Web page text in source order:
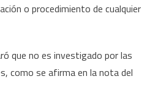
o procedimiento de cualquier
que no es investigado por las
como se afirma en la nota del